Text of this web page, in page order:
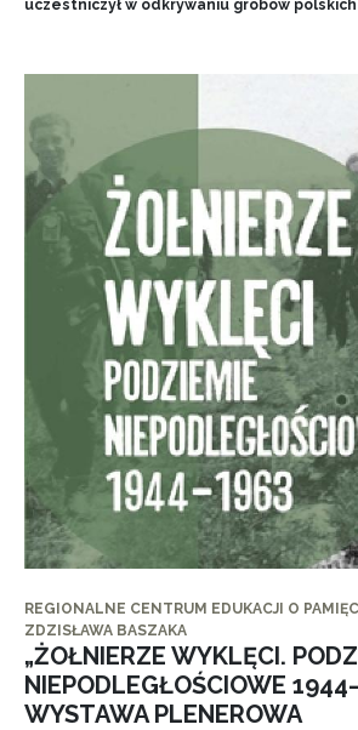
uczestniczył w odkrywaniu grobów
REGIONALNE CENTRUM EDUKACJI O
ZDZISŁAWA BASZAKA
„ŻOŁNIERZE WYKLĘCI.
NIEPODLEGŁOŚCIOWE
WYSTAWA PLENEROWA